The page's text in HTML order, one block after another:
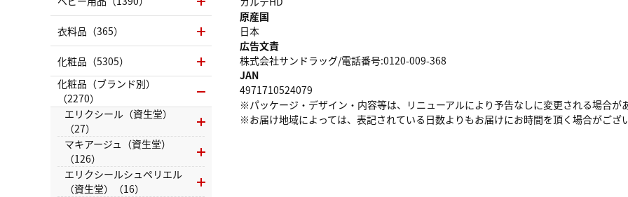
原産国
日本
広告文責
株式会社サンドラッグ/電話番号:0120-009-368
JAN
4971710524079
※パッケージ・デザイン・内容等は、リニューアルにより予告なしに変更される場合が
※お届け地域によっては、表記されている日数よりもお届けにお時間を頂く場合がござい
衣料品（365）
化粧品（5305）
化粧品（ブランド別）
（2270）
エリクシール（資生堂）
（27）
マキアージュ（資生堂）
（126）
エリクシールシュペリエル
（資生堂）（16）